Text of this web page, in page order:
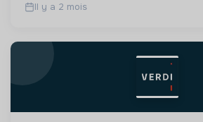
Il y a 2 mois